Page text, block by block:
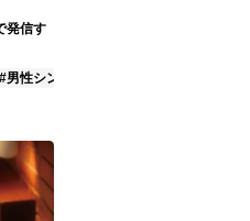
発信す
#男性シンガー